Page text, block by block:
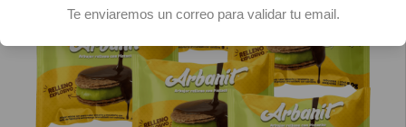
Te enviaremos un correo para validar tu email.